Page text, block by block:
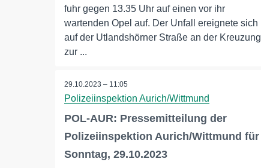
fuhr gegen 13.35 Uhr auf einen vor ihr
wartenden Opel auf. Der Unfall ereignete sich
auf der Utlandshörner Straße an der Kreuzung
zur ...
29.10.2023 – 11:05
Polizeiinspektion Aurich/Wittmund
POL-AUR: Pressemitteilung der
Polizeiinspektion Aurich/Wittmund für
Sonntag, 29.10.2023